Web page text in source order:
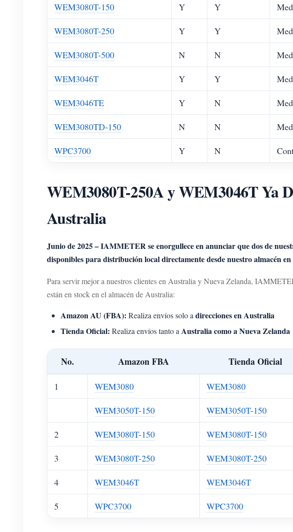
WEM3080T-150 Y Y
WEM3080T-250 Y Y
WEM3080T-500 N N
WEM3046T Y Y
WEM3046TE Y N
WEM3080TD-150 N N
WPC3700 Y N
WEM3080T-250A y WEM3046T Ya
Australia
Junio de 2025 – IAMMETER se enorgullece en anunciar que dos de
disponibles para distribución local directamente desde nuestro almacén
Para servir mejor a nuestros clientes en Australia y Nueva Zelanda,
están en stock en el almacén de Australia:
Amazon AU (FBA): Realiza envíos solo a direcciones en Australia
Tienda Oficial: Realiza envíos tanto a Australia como a Nueva Zelanda
No. Amazon FBA Tienda Oficial
1 WEM3080 WEM3080
WEM3050T-150 WEM3050T-150
2 WEM3080T-150 WEM3080T-150
3 WEM3080T-250 WEM3080T-250
4 WEM3046T WEM3046T
5 WPC3700 WPC3700